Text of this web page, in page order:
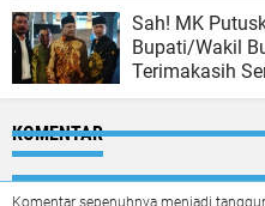
Sah! MK
Bupati/Wakil
Terimakasih
KOMENTAR
Komentar sepenuhnya menjadi